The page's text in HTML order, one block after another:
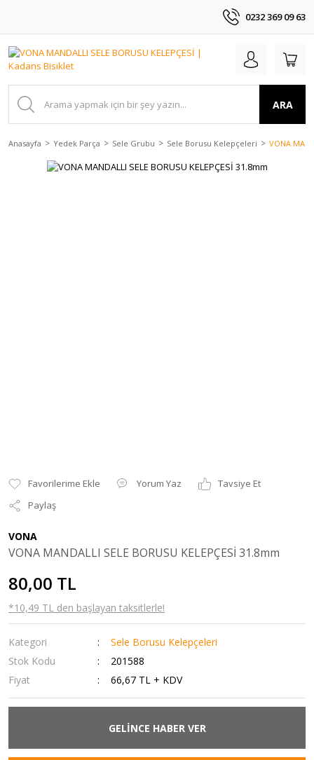
0232 369 09 63
ARA
Anasayfa Yedek Parça Sele Grubu Sele Borusu Kelepçeleri VONA
Yorum Yaz
Tavsiye Et
Paylaş
VONA
VONA MANDALLI SELE BORUSU KELEPÇESİ 31.8mm
80,00 TL
*10,49 TL den başlayan taksitlerle!
Kategori
Sele Borusu Kelepçeleri
Stok Kodu
201588
Fiyat
66,67 TL + KDV
GELİNCE HABER VER